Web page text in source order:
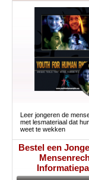
Leer jongeren de
met lesmateriaal dat
weet te wekken
Bestel een